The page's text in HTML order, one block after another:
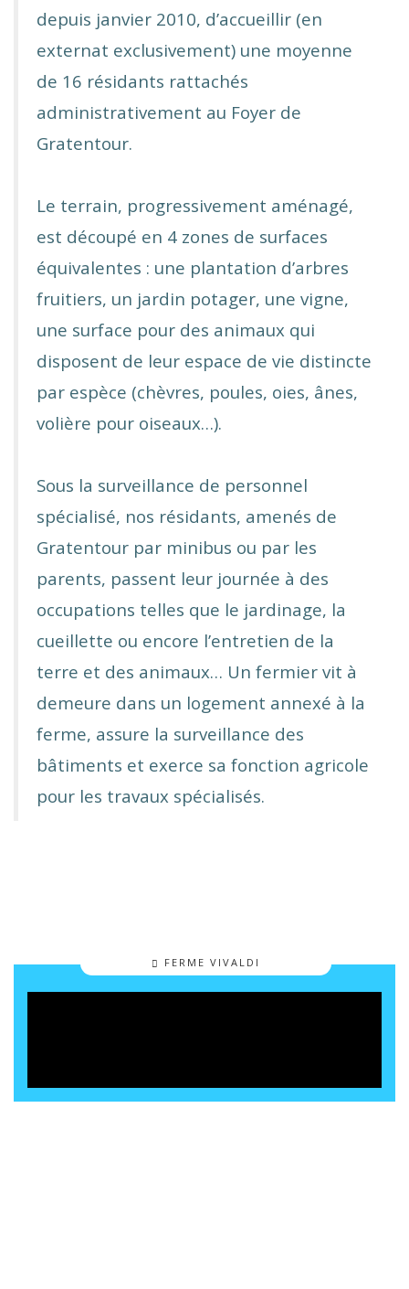
depuis janvier 2010, d’accueillir (en
externat exclusivement) une moyenne
de 16 résidants rattachés
administrativement au Foyer de
Gratentour.
Le terrain, progressivement aménagé,
est découpé en 4 zones de surfaces
équivalentes : une plantation d’arbres
fruitiers, un jardin potager, une vigne,
une surface pour des animaux qui
disposent de leur espace de vie distincte
par espèce (chèvres, poules, oies, ânes,
volière pour oiseaux…).
Sous la surveillance de personnel
spécialisé, nos résidants, amenés de
Gratentour par minibus ou par les
parents, passent leur journée à des
occupations telles que le jardinage, la
cueillette ou encore l’entretien de la
terre et des animaux… Un fermier vit à
demeure dans un logement annexé à la
ferme, assure la surveillance des
bâtiments et exerce sa fonction agricole
pour les travaux spécialisés.
FERME VIVALDI